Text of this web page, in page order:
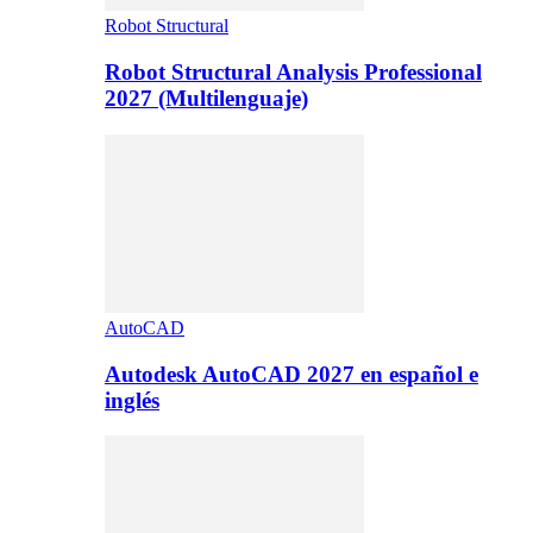
Robot Structural
Robot Structural Analysis Professional
2027 (Multilenguaje)
AutoCAD
Autodesk AutoCAD 2027 en español e
inglés